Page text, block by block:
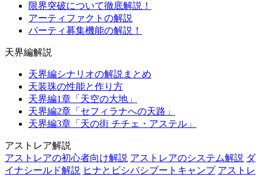
限界突破について徹底解説！
アーティファクトの解説
パーティ募集機能の解説！
天界編解説
天界編シナリオの解説まとめ
天装珠の性能と作り方
天界編1章「天空の大地」
天界編2章「セフィラナへの天路」
天界編3章「天の街 チチェ・アステル」
アストレア解説
アストレアの初心者向け解説 アストレアのシステム解説 ダ
イナシールド解説 ヒナとビシバシブートキャンプ アストレ